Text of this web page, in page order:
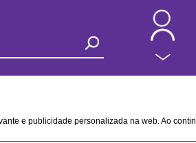
e publicidade personalizada na web. Ao